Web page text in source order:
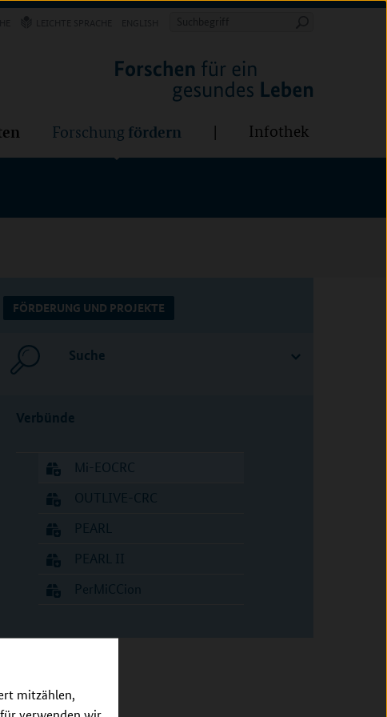
mitzählen,
Suchbegriff
Forschung fördern Infothek
FÖRDERUNG UND PROJEKTE
Suche
Verbünde
Mi-EOCRC
OUTLIVE-CRC
PEARL
PEARL II
PerMiCCion
Forschung fördern Infothek